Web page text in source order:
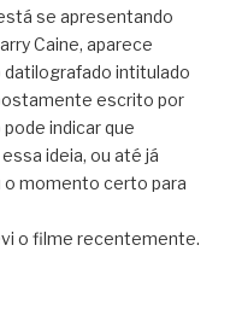
se apresentando
Caine, aparece
intitulado
escrito por
indicar que
ideia, ou até já
o momento certo para
o filme recentemente.